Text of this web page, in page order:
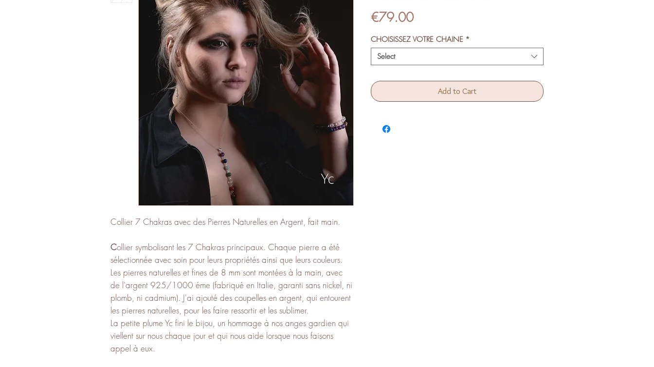
Collier 7 Chakras avec des Pierres Naturelles en Argent, fait main.
Collier symbolisant les 7 Chakras principaux. Chaque pierre a été
sélectionnée avec soin pour leurs propriétés ainsi que leurs couleurs.
Les pierres naturelles et fines de 8 mm sont montées à la main, avec
de l'argent 925/1000 éme (fabriqué en Italie, garanti sans nickel, ni
plomb, ni cadmium). J'ai ajouté des coupelles en argent, qui entourent
les pierres naturelles, pour les faire ressortir et les sublimer.
La petite plume Yc fini le bijou, un hommage à nos anges gardien qui
viellent sur nous chaque jour et qui nous aide lorsque nous faisons
appel à eux.
€79.00Price
CHOISISSEZ VOTRE CHAINE *
Select
Add to Cart